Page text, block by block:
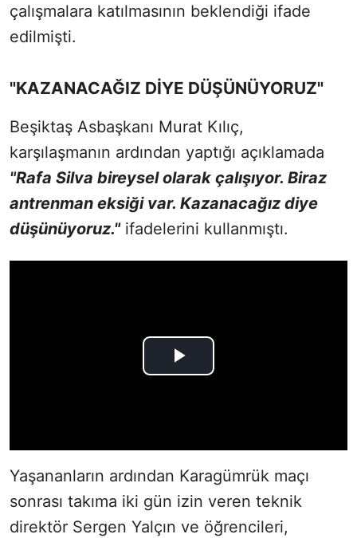
çalışmalara katılmasının beklendiği ifade
edilmişti.
"KAZANACAĞIZ DİYE DÜŞÜNÜYORUZ"
Beşiktaş Asbaşkanı Murat Kılıç,
karşılaşmanın ardından yaptığı açıklamada
"Rafa Silva bireysel olarak çalışıyor. Biraz
antrenman eksiği var. Kazanacağız diye
düşünüyoruz."ifadelerini kullanmıştı.
Yaşananların ardından Karagümrük maçı
sonrası takıma iki gün izin veren teknik
direktör Sergen Yalçın ve öğrencileri,